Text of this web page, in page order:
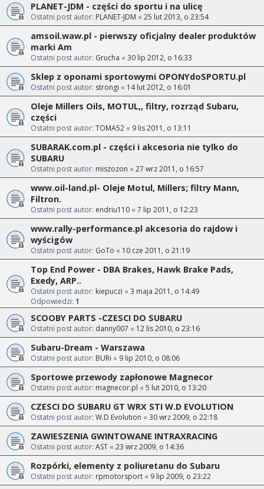
PLANET-JDM - części do sportu i na ulicę
Ostatni post autor: PLANET-JDM « 25 lut 2013, o 23:54
amsoil.waw.pl - pierwszy oficjalny dealer produktów
marki Am
Ostatni post autor: Grucha « 30 lip 2012, o 16:33
Sklep z oponami sportowymi OPONYdoSPORTU.pl
Ostatni post autor: strongi « 14 lut 2012, o 16:01
Oleje Millers Oils, MOTUL,, filtry, rozrząd Subaru,
części
Ostatni post autor: TOMA52 « 9 lis 2011, o 13:11
SUBARAK.com.pl - części i akcesoria nie tylko do
SUBARU
Ostatni post autor: miszozon « 27 wrz 2011, o 16:57
www.oil-land.pl- Oleje Motul, Millers; filtry Mann,
Filtron.
Ostatni post autor: endriu110 « 7 lip 2011, o 12:23
www.rally-performance.pl akcesoria do rajdow i
wyścigów
Ostatni post autor: GoTo « 10 cze 2011, o 21:19
Top End Power - DBA Brakes, Hawk Brake Pads,
Exedy, ARP..
Ostatni post autor: kiepuczi « 3 maja 2011, o 14:49
Odpowiedzi: 1
SCOOBY PARTS -CZESCI DO SUBARU
Ostatni post autor: danny007 « 12 lis 2010, o 23:16
Subaru-Dream - Warszawa
Ostatni post autor: BURi « 9 lip 2010, o 08:06
Sportowe przewody zapłonowe Magnecor
Ostatni post autor: magnecor.pl « 5 lut 2010, o 13:20
CZESCI DO SUBARU GT WRX STI W.D EVOLUTION
Ostatni post autor: W.D Evolution « 30 wrz 2009, o 22:18
ZAWIESZENIA GWINTOWANE INTRAXRACING
Ostatni post autor: AST « 23 wrz 2009, o 14:36
Rozpórki, elementy z poliuretanu do Subaru
Ostatni post autor: rpmotorsport « 9 lip 2009, o 23:22